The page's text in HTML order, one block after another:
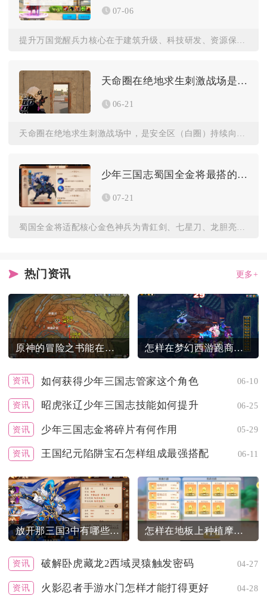
07-06
天命圈在绝地求生刺激战场是如何收缩的
06-21
天命圈在绝地求生刺激战场中，是安全区（白圈）持续向地图内陆、...
少年三国志蜀国全金将最搭的神兵有哪些
07-21
热门资讯 更多+
原神的冒险之书能在哪里找到 怎样在梦幻西游跑商中快速完成任务
资讯 如何获得少年三国志管家这个角色 06-10
资讯 昭虎张辽少年三国志技能如何提升 06-25
资讯 少年三国志金将碎片有何作用 05-29
资讯 王国纪元陷阱宝石怎样组成最强搭配 06-11
放开那三国3中有哪些阵容能让游戏更有趣味 怎样在地板上种植摩尔庄园的花
资讯 破解卧虎藏龙2西域灵猿触发密码 04-27
资讯 火影忍者手游水门怎样才能打得更好 04-28